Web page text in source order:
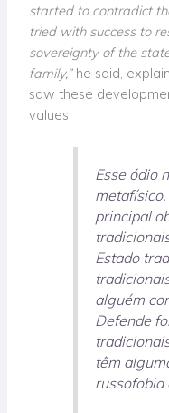
started to contradict
tried with success to
sovereignty of the
family,”he said,
saw these
values.
Esse ódio
principal
Estado
alguém
Defende
têm
russofobia